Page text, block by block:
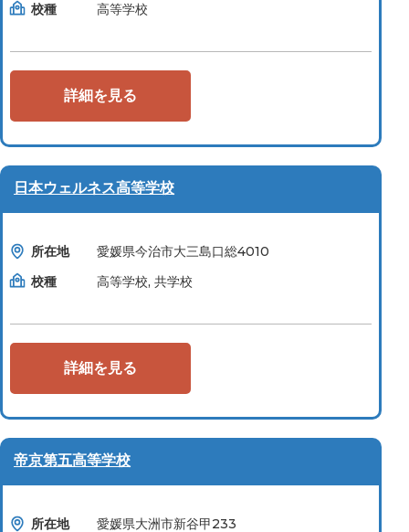
校種
高等学校
詳細を見る
日本ウェルネス高等学校
所在地
愛媛県今治市大三島口総4010
校種
高等学校, 共学校
詳細を見る
帝京第五高等学校
所在地
愛媛県大洲市新谷甲233